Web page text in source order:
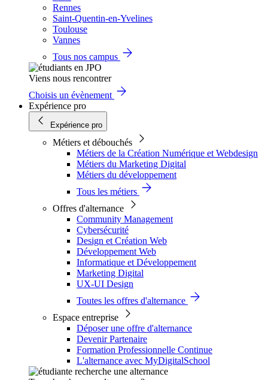
Rennes
Saint-Quentin-en-Yvelines
Toulouse
Vannes
Tous nos campus
Viens nous rencontrer
Choisis un évènement
Expérience pro
Expérience pro
Métiers et débouchés
Métiers de la Création Numérique et Webdesign
Métiers du Marketing Digital
Métiers du développement
Tous les métiers
Offres d'alternance
Community Management
Cybersécurité
Design et Création Web
Développement Web
Informatique et Développement
Marketing Digital
UX-UI Design
Toutes les offres d'alternance
Espace entreprise
Déposer une offre d'alternance
Devenir Partenaire
Formation Professionnelle Continue
L'alternance avec MyDigitalSchool